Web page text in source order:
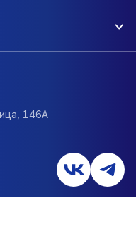
146А